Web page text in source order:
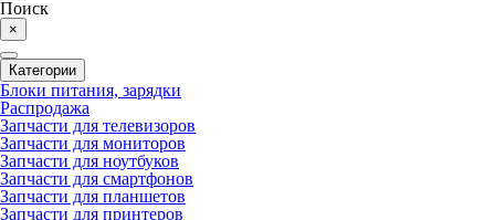
Поиск
×
Категории
Блоки питания, зарядки
Распродажа
Запчасти для телевизоров
Запчасти для мониторов
Запчасти для ноутбуков
Запчасти для смартфонов
Запчасти для планшетов
Запчасти для принтеров